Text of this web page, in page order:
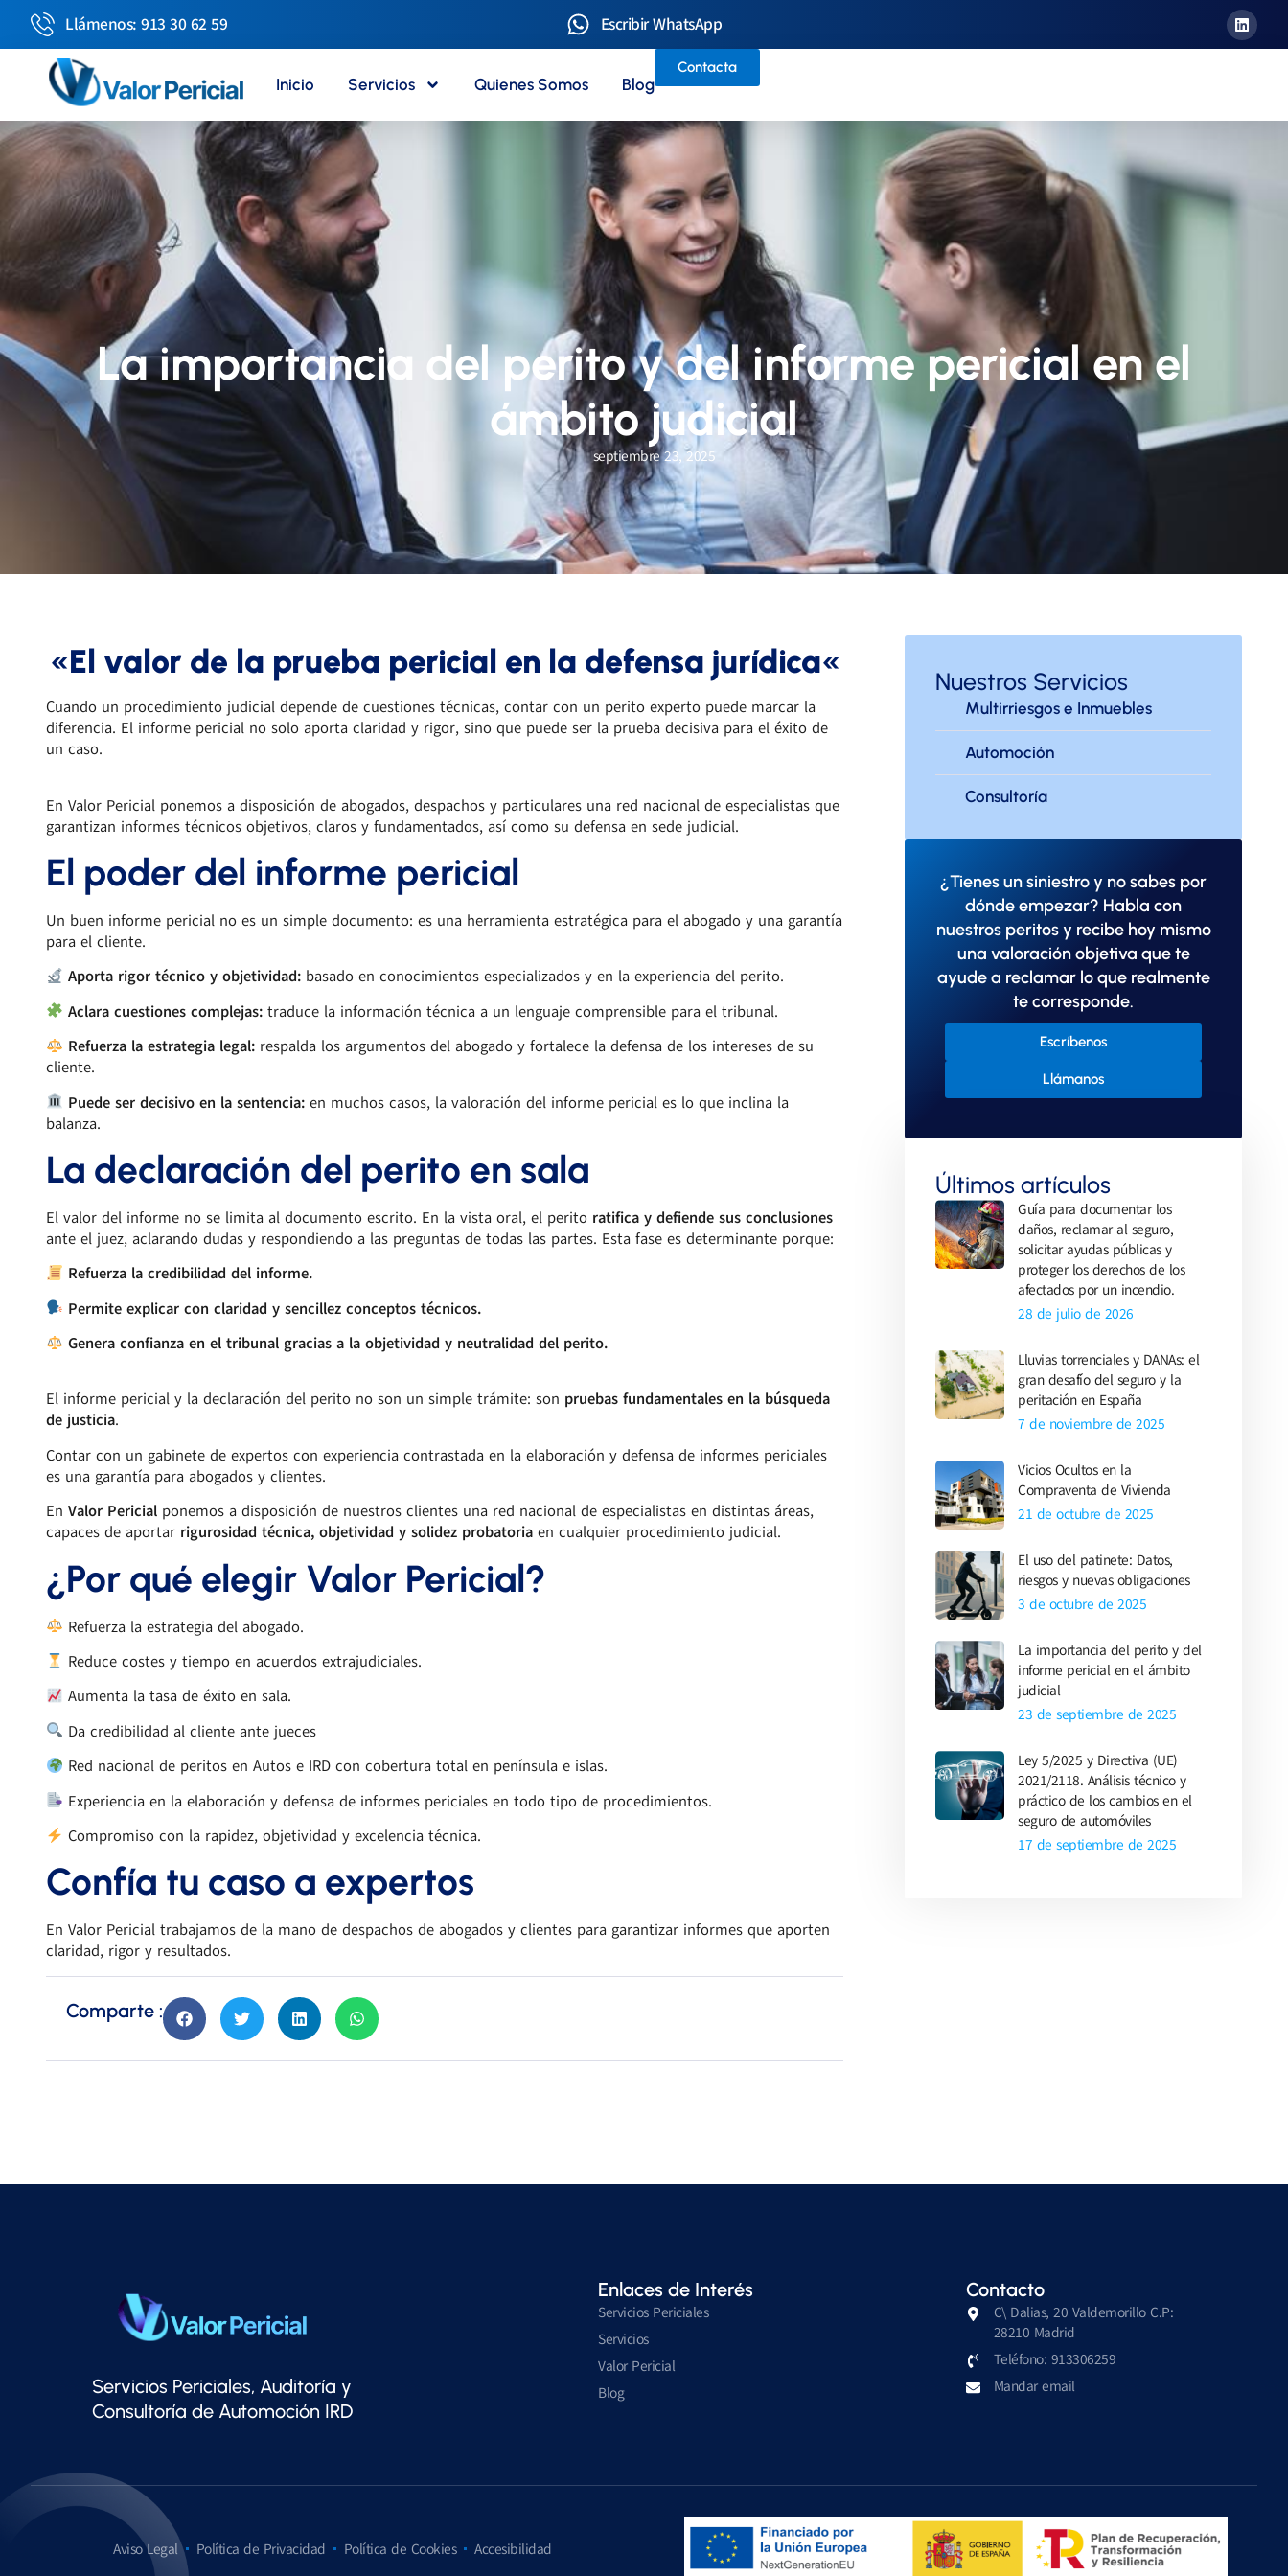
Llámenos: 913 30 62 59 Escribir WhatsApp
Inicio Servicios Quienes Somos Blog
Contacta
La importancia del perito y del informe pericial en el
ámbito judicial
septiembre 23, 2025
«El valor de la prueba pericial en la defensa jurídica«
Cuando un procedimiento judicial depende de cuestiones técnicas, contar con un perito experto puede marcar la
diferencia. El informe pericial no solo aporta claridad y rigor, sino que puede ser la prueba decisiva para el éxito de
un caso.
En Valor Pericial ponemos a disposición de abogados, despachos y particulares una red nacional de especialistas que
garantizan informes técnicos objetivos, claros y fundamentados, así como su defensa en sede judicial.
El poder del informe pericial
Un buen informe pericial no es un simple documento: es una herramienta estratégica para el abogado y una garantía
para el cliente.
Aporta rigor técnico y objetividad: basado en conocimientos especializados y en la experiencia del perito.
Aclara cuestiones complejas: traduce la información técnica a un lenguaje comprensible para el tribunal.
Refuerza la estrategia legal: respalda los argumentos del abogado y fortalece la defensa de los intereses de su
cliente.
Puede ser decisivo en la sentencia: en muchos casos, la valoración del informe pericial es lo que inclina la
balanza.
La declaración del perito en sala
El valor del informe no se limita al documento escrito. En la vista oral, el perito ratifica y defiende sus conclusiones
ante el juez, aclarando dudas y respondiendo a las preguntas de todas las partes. Esta fase es determinante porque:
Refuerza la credibilidad del informe.
Permite explicar con claridad y sencillez conceptos técnicos.
Genera confianza en el tribunal gracias a la objetividad y neutralidad del perito.
El informe pericial y la declaración del perito no son un simple trámite: son pruebas fundamentales en la búsqueda
de justicia.
Contar con un gabinete de expertos con experiencia contrastada en la elaboración y defensa de informes periciales
es una garantía para abogados y clientes.
En Valor Pericial ponemos a disposición de nuestros clientes una red nacional de especialistas en distintas áreas,
capaces de aportar rigurosidad técnica, objetividad y solidez probatoria en cualquier procedimiento judicial.
¿Por qué elegir Valor Pericial?
Refuerza la estrategia del abogado.
Reduce costes y tiempo en acuerdos extrajudiciales.
Aumenta la tasa de éxito en sala.
Da credibilidad al cliente ante jueces
Red nacional de peritos en Autos e IRD con cobertura total en península e islas.
Experiencia en la elaboración y defensa de informes periciales en todo tipo de procedimientos.
Compromiso con la rapidez, objetividad y excelencia técnica.
Confía tu caso a expertos
En Valor Pericial trabajamos de la mano de despachos de abogados y clientes para garantizar informes que aporten
claridad, rigor y resultados.
Comparte :
Nuestros Servicios
Multirriesgos e Inmuebles
Automoción
Consultoría
¿Tienes un siniestro y no sabes por
dónde empezar? Habla con
nuestros peritos y recibe hoy mismo
una valoración objetiva que te
ayude a reclamar lo que realmente
te corresponde.
Escríbenos
Llámanos
Últimos artículos
Guía para documentar los
daños, reclamar al seguro,
solicitar ayudas públicas y
proteger los derechos de los
afectados por un incendio.
28 de julio de 2026
Lluvias torrenciales y DANAs: el
gran desafío del seguro y la
peritación en España
7 de noviembre de 2025
Vicios Ocultos en la
Compraventa de Vivienda
21 de octubre de 2025
El uso del patinete: Datos,
riesgos y nuevas obligaciones
3 de octubre de 2025
La importancia del perito y del
informe pericial en el ámbito
judicial
23 de septiembre de 2025
Ley 5/2025 y Directiva (UE)
2021/2118. Análisis técnico y
práctico de los cambios en el
seguro de automóviles
17 de septiembre de 2025
Servicios Periciales, Auditoría y
Consultoría de Automoción IRD
Enlaces de Interés
Servicios Periciales
Servicios
Valor Pericial
Blog
Contacto
C\ Dalias, 20 Valdemorillo C.P:
28210 Madrid
Teléfono: 913306259
Mandar email
Aviso Legal Política de Privacidad Política de Cookies Accesibilidad